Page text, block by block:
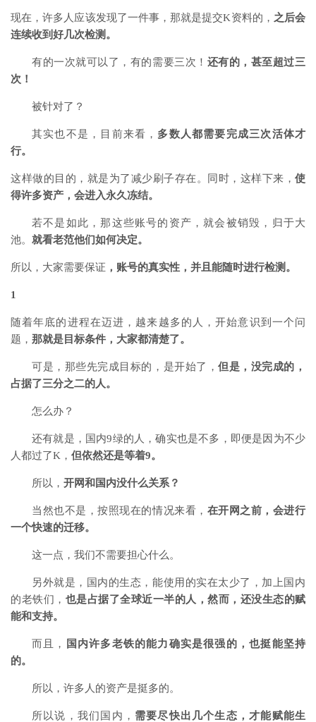
现在，许多人应该发现了一件事，那就是提交K资料的， 之后会
连续收到好几次检测。
有的一次就可以了，有的需要三次！ 还有的，甚至超过三
次！
被针对了？
其实也不是，目前来看， 多数人都需要完成三次活体才
行。
这样做的目的，就是为了减少刷子存在。同时，这样下来， 使
得许多资产，会进入永久冻结。
若不是如此，那这些账号的资产，就会被销毁，归于大
池。 就看老范他们如何决定。
所以，大家需要保证 ，账号的真实性，并且能随时进行检测。
1
随着年底的进程在迈进，越来越多的人，开始意识到一个问
题， 那就是目标条件，大家都清楚了。
可是，那些先完成目标的，是开始了，但是，没完成的，
占据了三分之二的人。
怎么办？
还有就是，国内9绿的人，确实也是不多，即便是因为不少
人都过了K， 但依然还是等着9。
所以， 开网和国内没什么关系？
当然也不是，按照现在的情况来看， 在开网之前，会进行
一个快速的迁移。
这一点，我们不需要担心什么。
另外就是，国内的生态，能使用的实在太少了，加上国内
的老铁们， 也是占据了全球近一半的人，然而，还没生态的赋
能和支持。
而且，
国内许多老铁的能力确实是很强的，也挺能坚持
的。
所以，许多人的资产是挺多的。
所以说，我们国内， 需要尽快出几个生态，才能赋能生